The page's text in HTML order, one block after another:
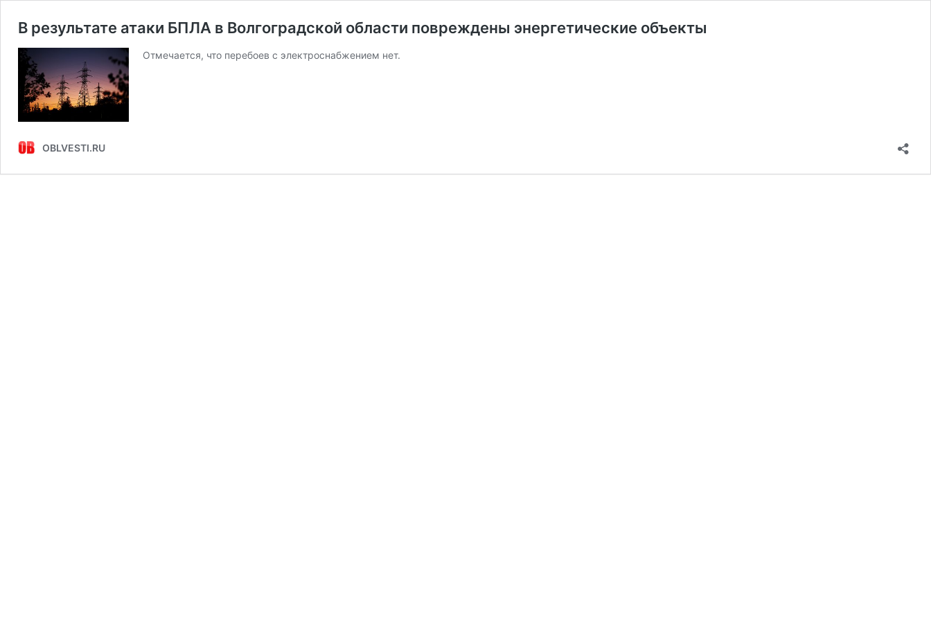
В результате атаки БПЛА в Волгоградской области повреждены энергетические объекты
Отмечается, что перебоев с электроснабжением нет.
OBLVESTI.RU